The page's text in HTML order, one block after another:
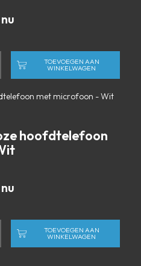
TOEVOEGEN AAN
WINKELWAGEN
hoofdtelefoon
TOEVOEGEN AAN
WINKELWAGEN